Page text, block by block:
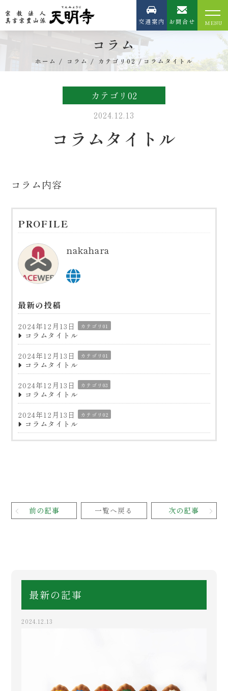
交通案内 お問合せ
コラム
ホーム コラム カテゴリ02 コラムタイトル
カテゴリ02
2024.12.13
コラムタイトル
コラム内容
PROFILE
nakahara
最新の投稿
2024年12月13日 カテゴリ01
コラムタイトル
2024年12月13日
カテゴリ01
コラムタイトル
2024年12月13日
カテゴリ03
コラムタイトル
2024年12月13日
カテゴリ02
コラムタイトル
前の記事 一覧へ戻る 次の記事
最新の記事
2024.12.13